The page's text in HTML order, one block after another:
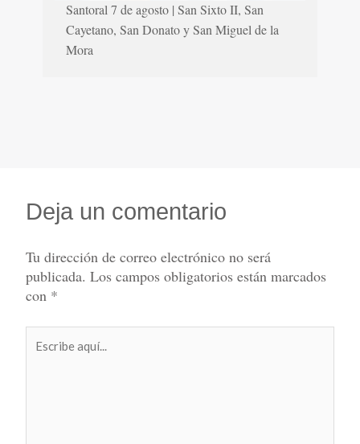
Santoral 7 de agosto | San Sixto II, San
Cayetano, San Donato y San Miguel de la
Mora
Deja un comentario
Tu dirección de correo electrónico no será
publicada. Los campos obligatorios están marcados
con *
aquí...